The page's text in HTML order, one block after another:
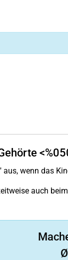
aus, wenn das
auch